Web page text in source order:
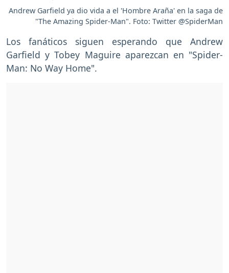
Andrew Garfield ya dio vida a el 'Hombre Araña' en la saga de
"The Amazing Spider-Man". Foto: Twitter @SpiderMan
Los fanáticos siguen esperando que Andrew
Garfield y Tobey Maguire aparezcan en "Spider-
Man: No Way Home".